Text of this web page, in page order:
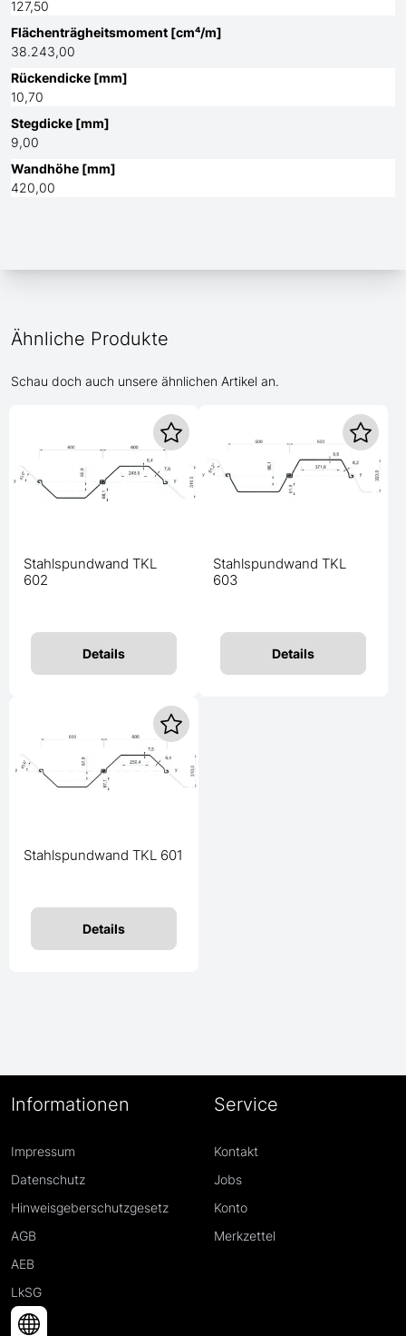
127,50
Flächenträgheitsmoment [cm⁴/m]
38.243,00
Rückendicke [mm]
10,70
Stegdicke [mm]
9,00
Wandhöhe [mm]
420,00
Ähnliche Produkte
Schau doch auch unsere ähnlichen Artikel an.
Stahlspundwand TKL
602
Details
Stahlspundwand TKL
603
Details
Stahlspundwand TKL 601
Details
Informationen
Impressum
Datenschutz
Hinweisgeberschutzgesetz
AGB
AEB
LkSG
Service
Kontakt
Jobs
Konto
Merkzettel